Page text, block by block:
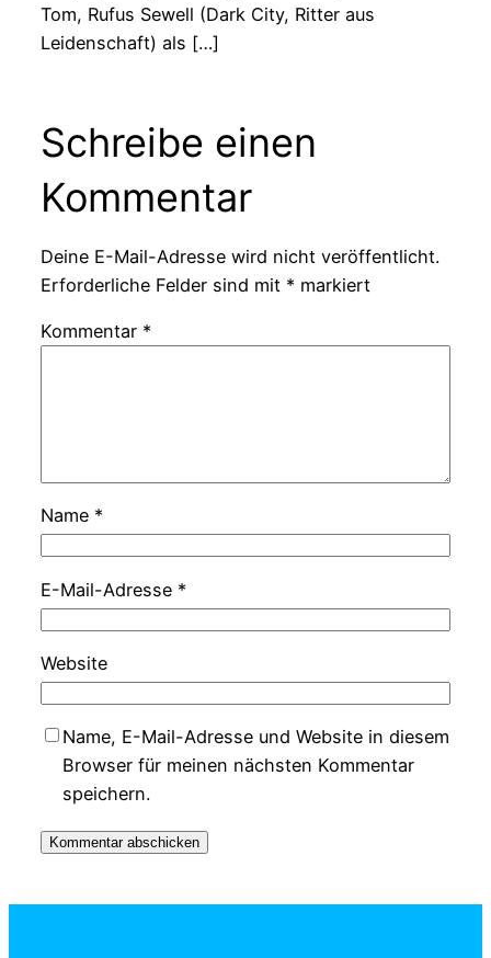
Tom, Rufus Sewell (Dark City, Ritter aus
Leidenschaft) als […]
Schreibe einen
Kommentar
Deine E-Mail-Adresse wird nicht veröffentlicht.
Erforderliche Felder sind mit * markiert
Kommentar *
Name *
E-Mail-Adresse *
Website
Name, E-Mail-Adresse und Website in diesem
Browser für meinen nächsten Kommentar
speichern.